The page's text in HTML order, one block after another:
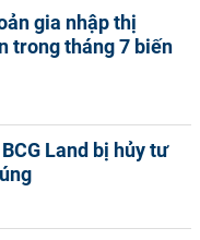
gia nhập thị
trong tháng 7 biến
Land bị hủy tư